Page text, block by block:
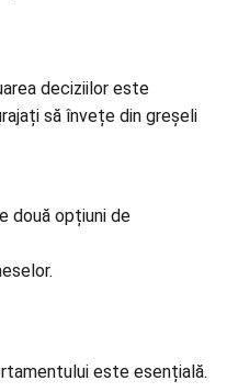
deciziilor este
să învețe din greșeli
două opțiuni de
este esențială.